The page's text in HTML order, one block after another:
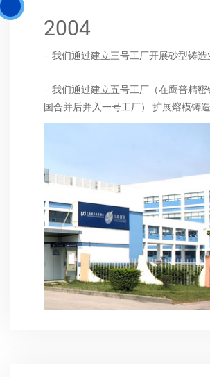
2004
– 我们通过建立三号工厂开展砂型铸造
– 我们通过建立五号工厂（在鹰普精密
国合并后并入一号工厂） 扩展熔模铸